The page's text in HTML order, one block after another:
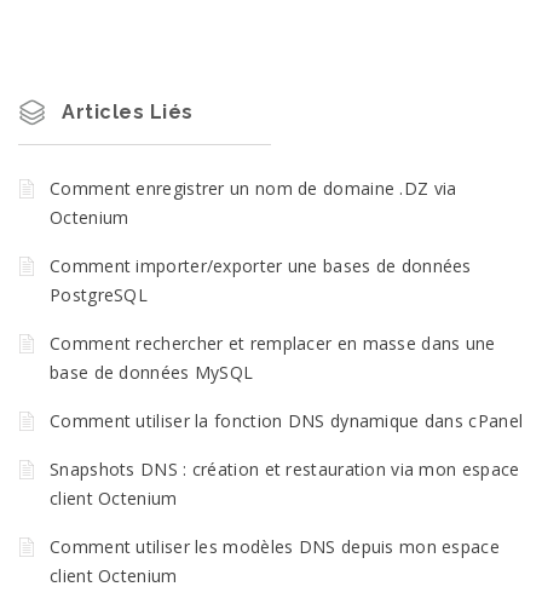
Articles Liés
Comment enregistrer un nom de domaine .DZ via
Octenium
Comment importer/exporter une bases de données
PostgreSQL
Comment rechercher et remplacer en masse dans une
base de données MySQL
Comment utiliser la fonction DNS dynamique dans cPanel
Snapshots DNS : création et restauration via mon espace
client Octenium
Comment utiliser les modèles DNS depuis mon espace
client Octenium